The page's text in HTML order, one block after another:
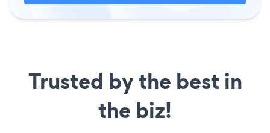
Trusted by the best in
the biz!